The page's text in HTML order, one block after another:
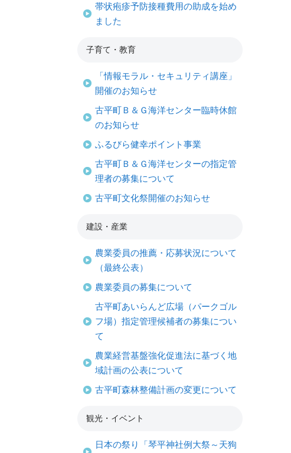
帯状疱疹予防接種費用の助成を始め
ました
子育て・教育
「情報モラル・セキュリティ講座」
開催のお知らせ
古平町Ｂ＆Ｇ海洋センター臨時休館
のお知らせ
ふるびら健幸ポイント事業
古平町Ｂ＆Ｇ海洋センターの指定管
理者の募集について
古平町文化祭開催のお知らせ
建設・産業
農業委員の推薦・応募状況について
（最終公表）
農業委員の募集について
古平町あいらんど広場（パークゴル
フ場）指定管理候補者の募集につい
て
農業経営基盤強化促進法に基づく地
域計画の公表について
古平町森林整備計画の変更について
観光・イベント
日本の祭り「琴平神社例大祭～天狗